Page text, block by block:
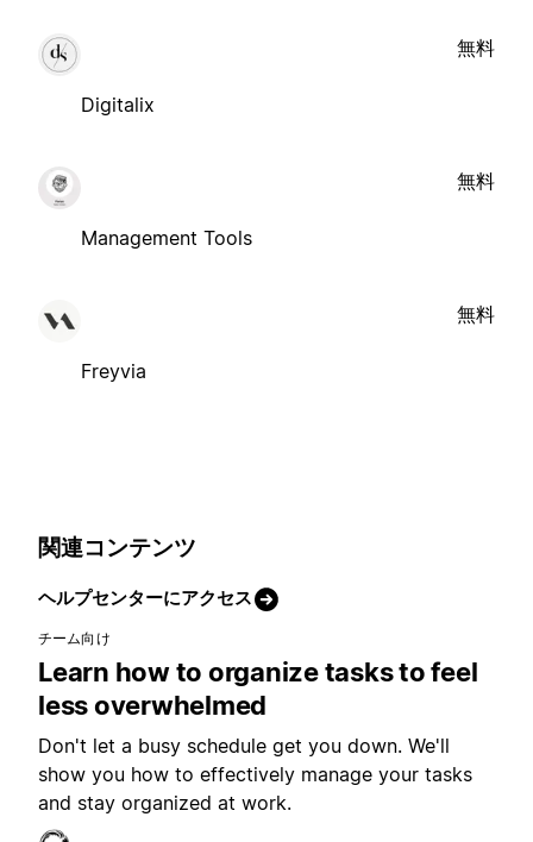
Digitalix
無料
Management Tools
無料
Freyvia
無料
関連コンテンツ
ヘルプセンターにアクセス
チーム向け
Learn how to organize tasks to feel
less overwhelmed
Don't let a busy schedule get you down. We'll
show you how to effectively manage your tasks
and stay organized at work.